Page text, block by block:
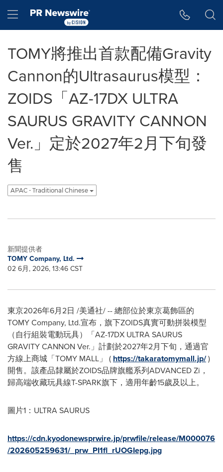
Hamburger menu
TOMY將推出首款配備Gravity
Cannon的Ultrasaurus模型：
ZOIDS「AZ-17DX ULTRA
SAURUS GRAVITY CANNON
Ver.」定於2027年2月下旬發
售
APAC - Traditional Chinese
新聞提供者
TOMY Company, Ltd.
02 6月, 2026, 13:46 CST
東京2026年6月2日 /美通社/ -- 總部位於東京葛飾區的
TOMY Company, Ltd.宣布，旗下ZOIDS真實可動拼裝模型
（自行組裝電動玩具）「AZ-17DX ULTRA SAURUS
GRAVITY CANNON Ver.」計劃於2027年2月下旬，通過官
方線上商城「TOMY MALL」 ( https://takaratomymall.jp/)
開售。該產品隸屬於ZOIDS品牌旗艦系列ADVANCED Zi，
歸高端收藏玩具線T-SPARK旗下，適用年齡15歲及以上。
圖片1：ULTRA SAURUS
https://cdn.kyodonewsprwire.jp/prwfile/release/M000076
/202605259631/_prw_PI1fl_rUOGIepg.jpg